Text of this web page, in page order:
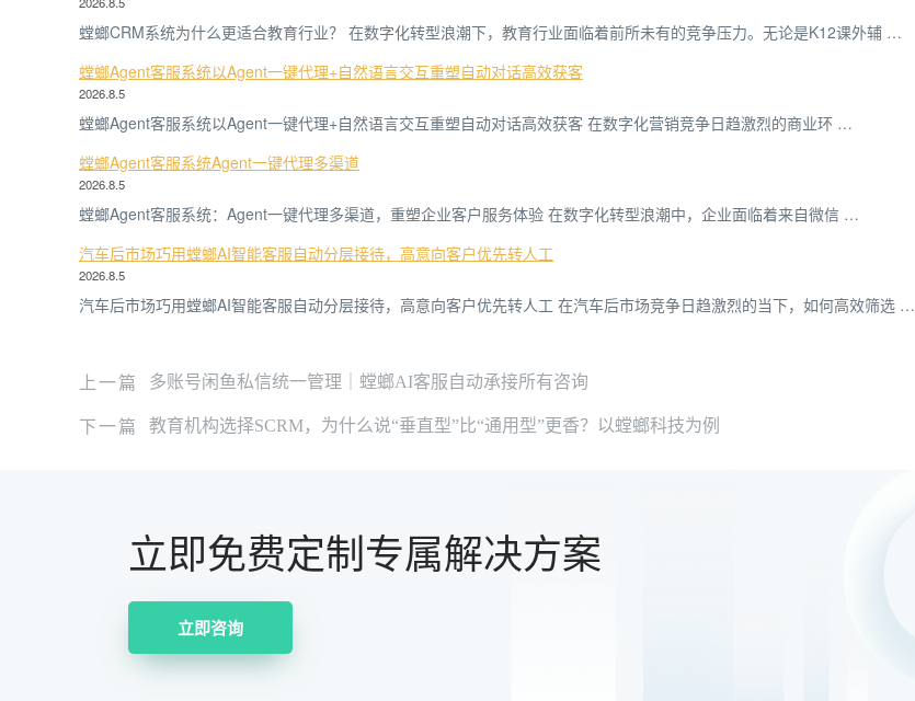
螳螂CRM系统为什么更适合教育行业？ 在数字化转型浪潮下，教育行业面临着前所未有的竞争压力。无论是K12课外辅 …
螳螂Agent客服系统以Agent一键代理+自然语言交互重塑自动对话高效获客
2026.8.5
螳螂Agent客服系统以Agent一键代理+自然语言交互重塑自动对话高效获客 在数字化营销竞争日趋激烈的商业环 …
螳螂Agent客服系统Agent一键代理多渠道
2026.8.5
螳螂Agent客服系统：Agent一键代理多渠道，重塑企业客户服务体验 在数字化转型浪潮中，企业面临着来自微信 …
汽车后市场巧用螳螂AI智能客服自动分层接待，高意向客户优先转人工
2026.8.5
汽车后市场巧用螳螂AI智能客服自动分层接待，高意向客户优先转人工 在汽车后市场竞争日趋激烈的当下，如何高效筛选 …
上一篇 多账号闲鱼私信统一管理｜螳螂AI客服自动承接所有咨询
下一篇 教育机构选择SCRM，为什么说“垂直型”比“通用型”更香？以螳螂科技为例
立即免费定制专属解决方案
立即咨询